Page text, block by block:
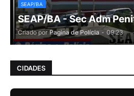
SEAP/BA
SEAP/BA - Sec Adm
Criado por Pagina de Polícia - 09:23
CIDADES